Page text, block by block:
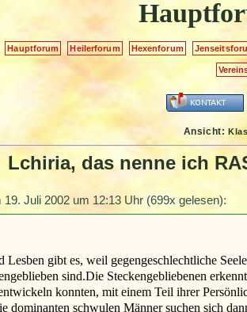
Hauptforum Heilerforum Hexenforum
Ansicht:
Lchiria, das nenne ich
19. Juli 2002 um 12:13 Uhr (699x gelesen):
Lesben gibt es, weil gegengeschlechtliche
sind.Die Steckengebliebenen
konnten, mit einem Teil ihrer
dominanten schwulen Männer suchen sich